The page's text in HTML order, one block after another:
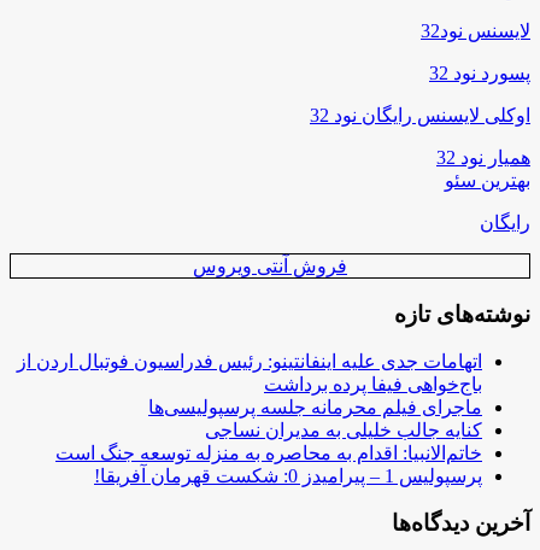
لایسنس نود32
پسورد نود 32
اوکلی لایسنس رایگان نود 32
همیار نود 32
بهترین سئو
رایگان
فروش آنتی ویروس
نوشته‌های تازه
اتهامات جدی علیه اینفانتینو: رئیس فدراسیون فوتبال اردن از
باج‌خواهی فیفا پرده برداشت
ماجرای فیلم محرمانه جلسه پرسپولیسی‌ها
کنایه جالب خلیلی به مدیران نساجی
خاتم‌الانبیا: اقدام به محاصره به منزله توسعه جنگ است
پرسپولیس 1 – پیرامیدز 0: شکست قهرمان آفریقا!
آخرین دیدگاه‌ها